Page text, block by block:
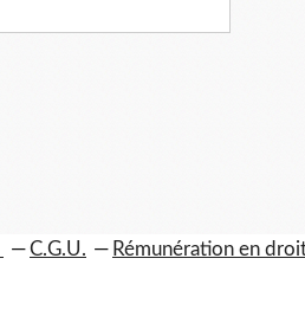
C.G.U.
Rémunération en